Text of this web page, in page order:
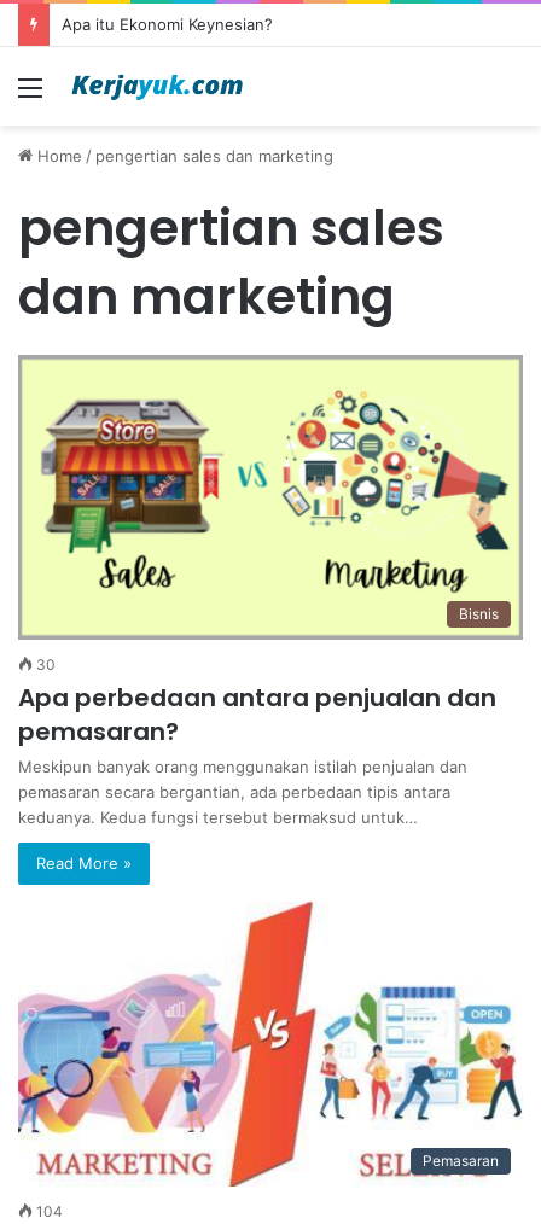
Apa itu Ekonomi Keynesian?
Menu
Home / pengertian sales dan marketing
pengertian sales
dan marketing
Bisnis
30
Apa perbedaan antara penjualan dan
pemasaran?
Meskipun banyak orang menggunakan istilah penjualan dan
pemasaran secara bergantian, ada perbedaan tipis antara
keduanya. Kedua fungsi tersebut bermaksud untuk…
Read More »
Pemasaran
104